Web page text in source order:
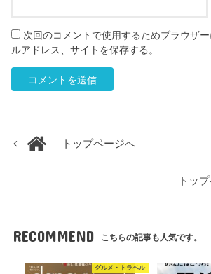
次回のコメントで使用するためブラウザ
ルアドレス、サイトを保存する。
トップページへ
トッ
RECOMMEND こちらの記事も人気です。
グルメ・トラベル